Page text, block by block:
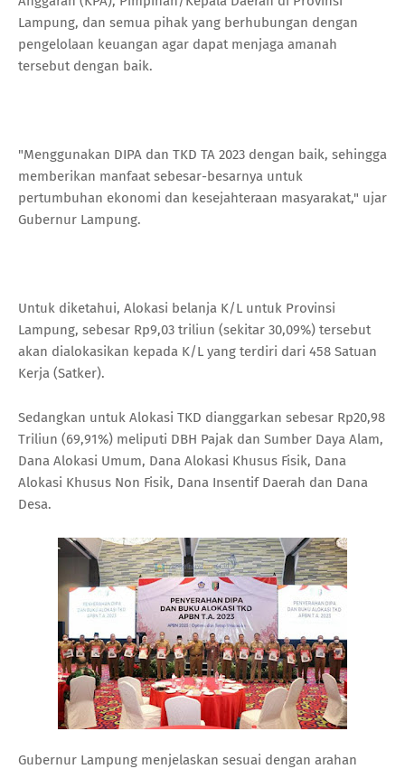
Lampung, dan semua pihak yang berhubungan dengan
pengelolaan keuangan agar dapat menjaga amanah
tersebut dengan baik.
"Menggunakan DIPA dan TKD TA 2023 dengan baik, sehingga
memberikan manfaat sebesar-besarnya untuk
pertumbuhan ekonomi dan kesejahteraan masyarakat," ujar
Gubernur Lampung.
Untuk diketahui, Alokasi belanja K/L untuk Provinsi
Lampung, sebesar Rp9,03 triliun (sekitar 30,09%) tersebut
akan dialokasikan kepada K/L yang terdiri dari 458 Satuan
Kerja (Satker).
Sedangkan untuk Alokasi TKD dianggarkan sebesar Rp20,98
Triliun (69,91%) meliputi DBH Pajak dan Sumber Daya Alam,
Dana Alokasi Umum, Dana Alokasi Khusus Fisik, Dana
Alokasi Khusus Non Fisik, Dana Insentif Daerah dan Dana
Desa.
Gubernur Lampung menjelaskan sesuai dengan arahan